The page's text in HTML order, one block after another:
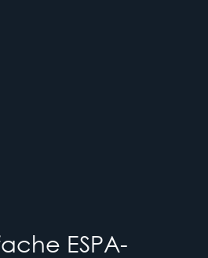
ESPA-